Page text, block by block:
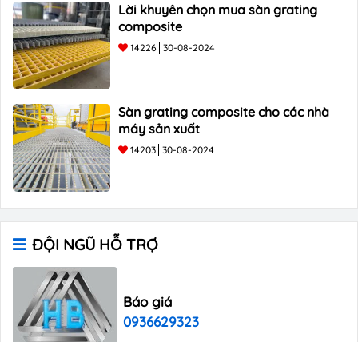
Lời khuyên chọn mua sàn grating
composite
14226 30-08-2024
Sàn grating composite cho các nhà
máy sản xuất
14203 30-08-2024
ĐỘI NGŨ HỖ TRỢ
Báo giá
0936629323